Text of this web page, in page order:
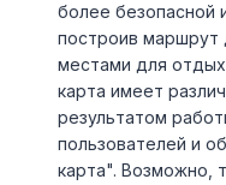
более безопасной
построив маршрут
местами для
карта имеет
результатом
пользователей и
карта". Возможно,